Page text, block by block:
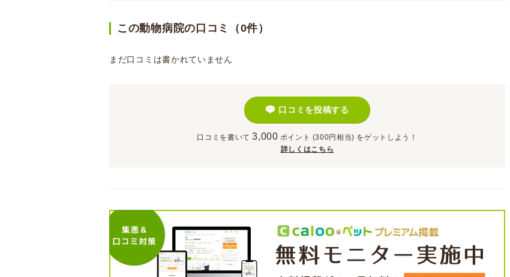
この動物病院の口コミ（0件）
まだ口コミは書かれていません
口コミを投稿する
口コミを書いて 3,000 ポイント (300円相当) をゲットしよう！
詳しくはこちら